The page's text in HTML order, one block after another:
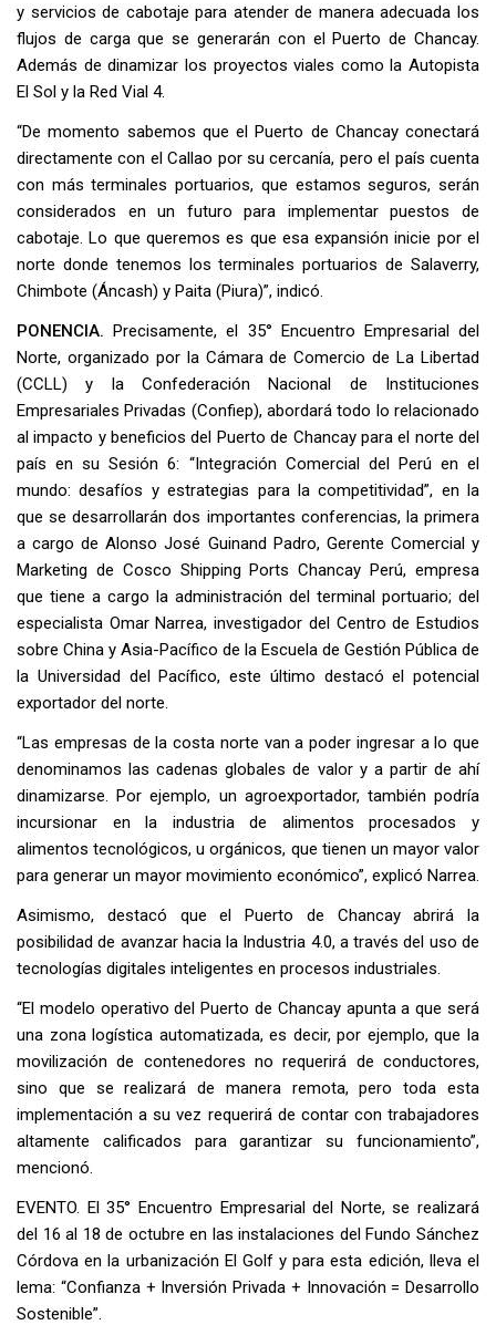
y servicios de cabotaje para atender de manera adecuada los
flujos de carga que se generarán con el Puerto de Chancay.
Además de dinamizar los proyectos viales como la Autopista
El Sol y la Red Vial 4.
“De momento sabemos que el Puerto de Chancay conectará
directamente con el Callao por su cercanía, pero el país cuenta
con más terminales portuarios, que estamos seguros, serán
considerados en un futuro para implementar puestos de
cabotaje. Lo que queremos es que esa expansión inicie por el
norte donde tenemos los terminales portuarios de Salaverry,
Chimbote (Áncash) y Paita (Piura)”, indicó.
PONENCIA.Precisamente, el 35° Encuentro Empresarial del
Norte, organizado por la Cámara de Comercio de La Libertad
(CCLL) y la Confederación Nacional de Instituciones
Empresariales Privadas (Confiep), abordará todo lo relacionado
al impacto y beneficios del Puerto de Chancay para el norte del
país en su Sesión 6: “Integración Comercial del Perú en el
mundo: desafíos y estrategias para la competitividad”, en la
que se desarrollarán dos importantes conferencias, la primera
a cargo de Alonso José Guinand Padro, Gerente Comercial y
Marketing de Cosco Shipping Ports Chancay Perú, empresa
que tiene a cargo la administración del terminal portuario; del
especialista Omar Narrea, investigador del Centro de Estudios
sobre China y Asia-Pacífico de la Escuela de Gestión Pública de
la Universidad del Pacífico, este último destacó el potencial
exportador del norte.
“Las empresas de la costa norte van a poder ingresar a lo que
denominamos las cadenas globales de valor y a partir de ahí
dinamizarse. Por ejemplo, un agroexportador, también podría
incursionar en la industria de alimentos procesados y
alimentos tecnológicos, u orgánicos, que tienen un mayor valor
para generar un mayor movimiento económico”, explicó Narrea.
Asimismo, destacó que el Puerto de Chancay abrirá la
posibilidad de avanzar hacia la Industria 4.0, a través del uso de
tecnologías digitales inteligentes en procesos industriales.
“El modelo operativo del Puerto de Chancay apunta a que será
una zona logística automatizada, es decir, por ejemplo, que la
movilización de contenedores no requerirá de conductores,
sino que se realizará de manera remota, pero toda esta
implementación a su vez requerirá de contar con trabajadores
altamente calificados para garantizar su funcionamiento”,
mencionó.
EVENTO. El 35° Encuentro Empresarial del Norte, se realizará
del 16 al 18 de octubre en las instalaciones del Fundo Sánchez
Córdova en la urbanización El Golf y para esta edición, lleva el
lema: “Confianza + Inversión Privada + Innovación = Desarrollo
Sostenible”.